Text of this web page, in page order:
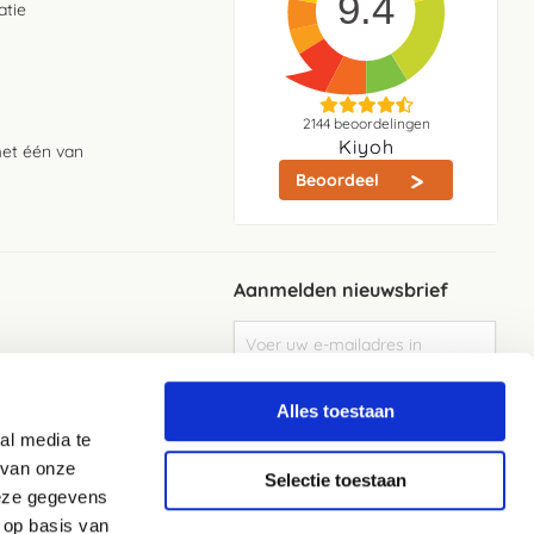
media te
onze
gegevens
basis van
Alles toestaan
Selectie toestaan
één van
2144beoordelingen
Kiyoh
Beoordeel
Aanmelden nieuwsbrief
u
op
Elke week de beste acties en het laaste